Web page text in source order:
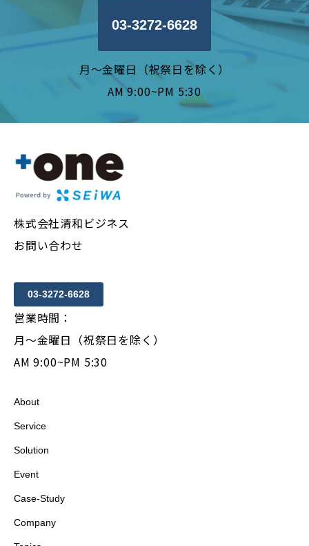
03-3272-6628
月〜金曜日（祝祭日を除く）
AM 9:00~PM 5:30
株式会社清和ビジネス
お問い合わせ
03-3272-6628
営業時間：
月〜金曜日（祝祭日を除く）
AM 9:00~PM 5:30
About
Service
Solution
Event
Case-Study
Company